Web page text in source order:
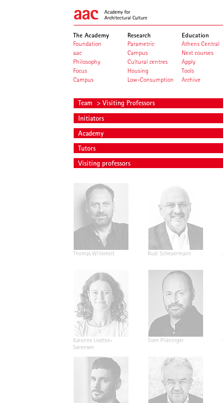
The Academy
Foundation
aac
Philosophy
Focus
Campus
Research
Parametric
Campus
Cultural centres
Housing
Low-Consumption
Education
Athens Central
Next courses
Apply
Tools
Archive
Team > Visiting Professors
Initiators
Academy
Tutors
Visiting professors
Thomas Willemeit Rudi Scheuermann
Karoline Liedtke-
Sørensen
Sven Plieninger